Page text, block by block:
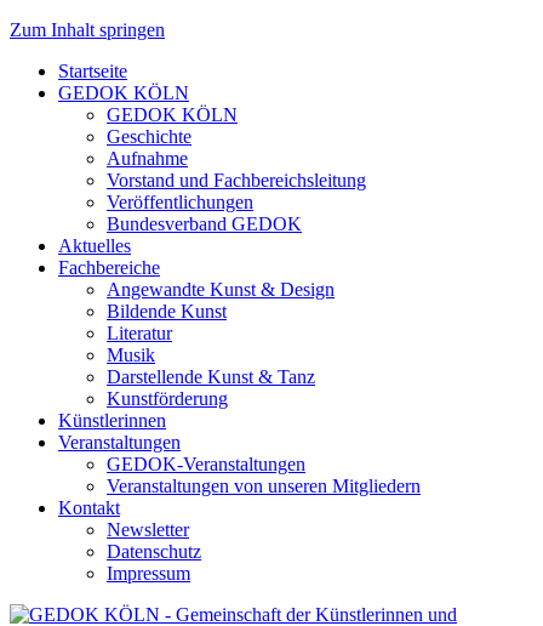
Zum Inhalt springen
Startseite
GEDOK KÖLN
GEDOK KÖLN
Geschichte
Aufnahme
Vorstand und Fachbereichsleitung
Veröffentlichungen
Bundesverband GEDOK
Aktuelles
Fachbereiche
Angewandte Kunst & Design
Bildende Kunst
Literatur
Musik
Darstellende Kunst & Tanz
Kunstförderung
Künstlerinnen
Veranstaltungen
GEDOK-Veranstaltungen
Veranstaltungen von unseren Mitgliedern
Kontakt
Newsletter
Datenschutz
Impressum